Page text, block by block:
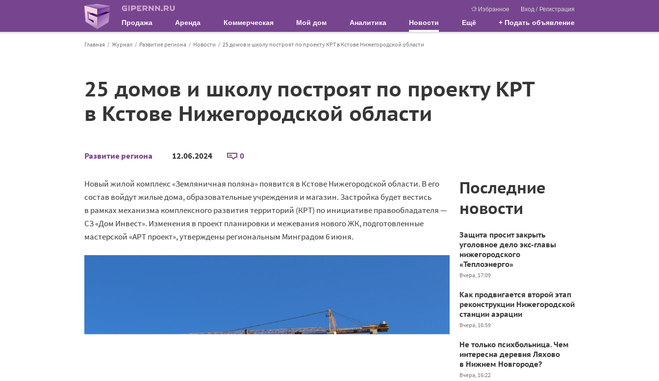
Избранное Вход / Регистрация
Продажа Аренда Коммерческая Мой дом Аналитика Новости Ещё + Подать объявление
Главная Журнал Развитие региона Новости 25 домов и школу построят по проекту КРТ в Кстове Нижегородской области
25 домов и школу построят по проекту КРТ
в Кстове Нижегородской области
Развитие региона 12.06.2024 0
Новый жилой комплекс «Земляничная поляна» появится в Кстове Нижегородской области. В его
состав войдут жилые дома, образовательные учреждения и магазин. Застройка будет вестись
в рамках механизма комплексного развития территорий (КРТ) по инициативе правообладателя —
СЗ «Дом Инвест». Изменения в проект планировки и межевания нового ЖК, подготовленные
мастерской «АРТ проект», утверждены региональным Минградом 6 июня.
Последние
новости
Защита просит закрыть
уголовное дело экс-главы
нижегородского
«Теплоэнерго»
Вчера, 17:09
Как продвигается второй этап
реконструкции Нижегородской
станции аэрации
Вчера, 16:59
Не только психбольница. Чем
интересна деревня Ляхово
в Нижнем Новгороде?
Вчера, 16:22